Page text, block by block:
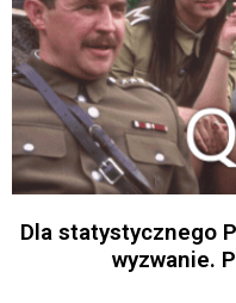
Dla statystycznego
wyzwanie.